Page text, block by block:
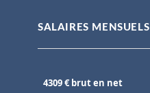
SALAIRES MENSUELS
4309 € brut en net